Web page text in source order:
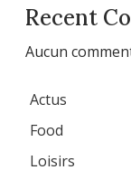
Recent
Aucun
Actus
Food
Loisirs